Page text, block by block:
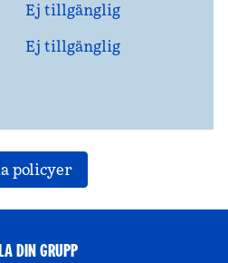
Ej tillgänglig
Ej tillgänglig
policyer
DIN GRUPP